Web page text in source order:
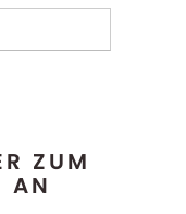
ZUM
AN